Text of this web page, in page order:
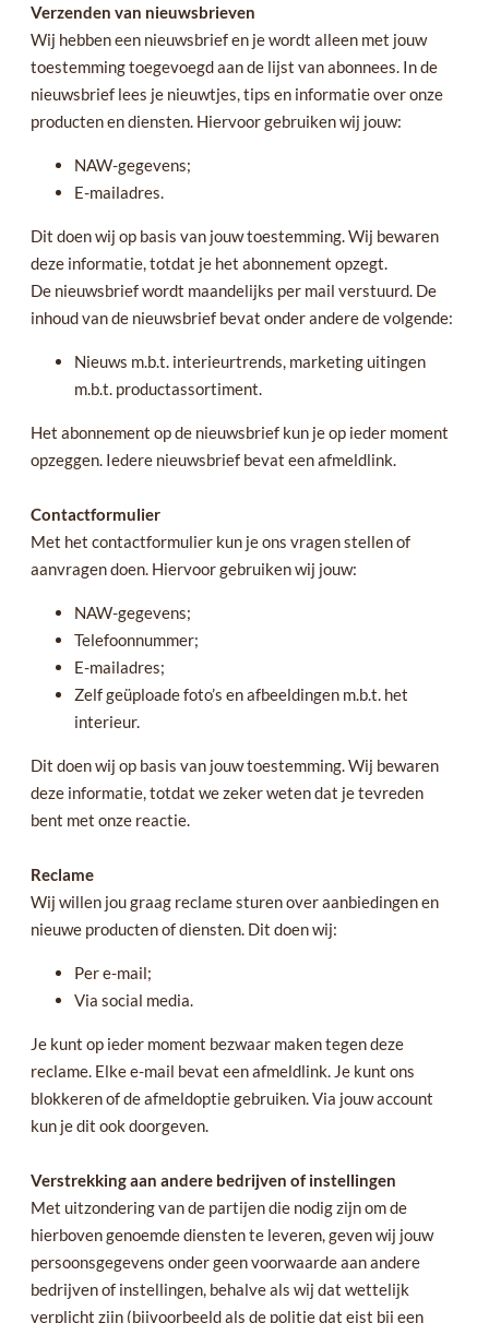
Verzenden van nieuwsbrieven
Wij hebben een nieuwsbrief en je wordt alleen met jouw
toestemming toegevoegd aan de lijst van abonnees. In de
nieuwsbrief lees je nieuwtjes, tips en informatie over onze
producten en diensten. Hiervoor gebruiken wij jouw:
NAW-gegevens;
E-mailadres.
Dit doen wij op basis van jouw toestemming. Wij bewaren
deze informatie, totdat je het abonnement opzegt.
De nieuwsbrief wordt maandelijks per mail verstuurd. De
inhoud van de nieuwsbrief bevat onder andere de volgende:
Nieuws m.b.t. interieurtrends, marketing uitingen
m.b.t. productassortiment.
Het abonnement op de nieuwsbrief kun je op ieder moment
opzeggen. Iedere nieuwsbrief bevat een afmeldlink.
Contactformulier
Met het contactformulier kun je ons vragen stellen of
aanvragen doen. Hiervoor gebruiken wij jouw:
NAW-gegevens;
Telefoonnummer;
E-mailadres;
Zelf geüploade foto’s en afbeeldingen m.b.t. het
interieur.
Dit doen wij op basis van jouw toestemming. Wij bewaren
deze informatie, totdat we zeker weten dat je tevreden
bent met onze reactie.
Reclame
Wij willen jou graag reclame sturen over aanbiedingen en
nieuwe producten of diensten. Dit doen wij:
Per e-mail;
Via social media.
Je kunt op ieder moment bezwaar maken tegen deze
reclame. Elke e-mail bevat een afmeldlink. Je kunt ons
blokkeren of de afmeldoptie gebruiken. Via jouw account
kun je dit ook doorgeven.
Verstrekking aan andere bedrijven of instellingen
Met uitzondering van de partijen die nodig zijn om de
hierboven genoemde diensten te leveren, geven wij jouw
persoonsgegevens onder geen voorwaarde aan andere
bedrijven of instellingen, behalve als wij dat wettelijk
verplicht zijn (bijvoorbeeld als de politie dat eist bij een